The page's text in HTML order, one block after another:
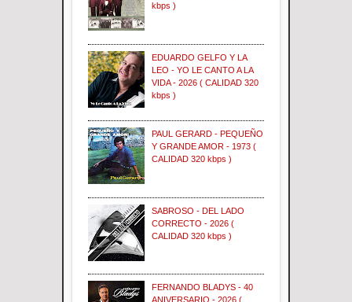
kbps )
EDUARDO GELFO Y LA
LEO - YO LE CANTO A LA
VIDA - 2026 ( CALIDAD 320
kbps )
PAUL GERARD - PEQUEÑO
Y GRANDE AMOR - 1973 (
CALIDAD 320 kbps )
SABROSO - DEL LADO
CORRECTO - 2026 (
CALIDAD 320 kbps )
FERNANDO BLADYS - 40
ANIVERSARIO - 2026 (